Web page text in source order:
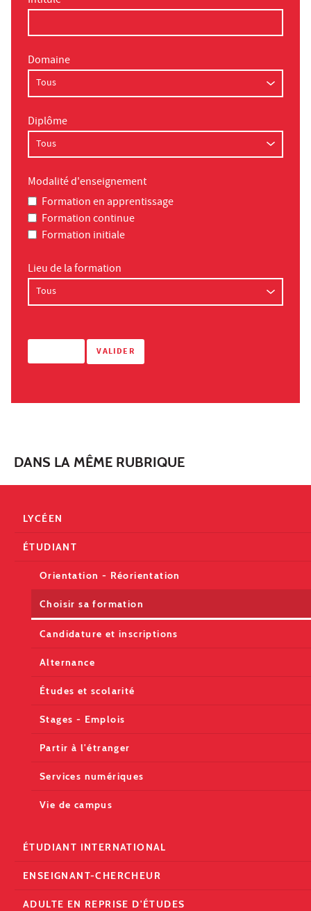
Domaine
Diplôme
Modalité d'enseignement
Formation en apprentissage
Formation continue
Formation initiale
Lieu de la formation
DANS LA MÊME RUBRIQUE
LYCÉEN
ÉTUDIANT
Orientation - Réorientation
Choisir sa formation
Candidature et inscriptions
Alternance
Études et scolarité
Stages - Emplois
Partir à l'étranger
Services numériques
Vie de campus
ÉTUDIANT INTERNATIONAL
ENSEIGNANT-CHERCHEUR
ADULTE EN REPRISE D'ÉTUDES